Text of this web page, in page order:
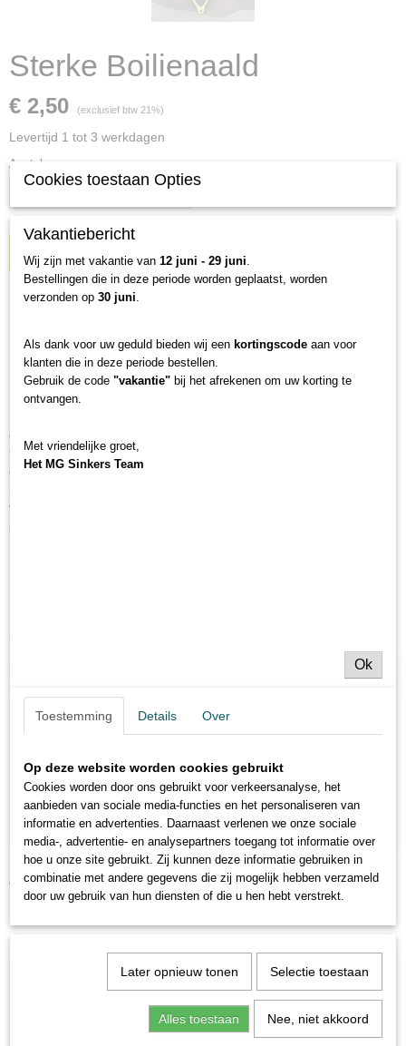
Sterke Boilienaald
€ 2,50 (exclusief btw 21%)
Levertijd 1 tot 3 werkdagen
Aantal
IN WINKELWAGEN
Productcode
n-2
Netto gewicht
0,01 Kg
0,01 Kg
Afmetingen (l,b,h)
Omschrijving
Sterke Boilienaald
ontworpen voor karpervissers, maakt nauwkeurige en probleemloze
toepassing van het aas op de hair mogelijk. Met zijn ergonomische vorm
en scherpe afwerking garandeert de naald effectiviteit en gebruiksgemak,
visstrategie met behulp van deze professionele naald voor het aasen van
Main Line Stop |12 pcs "L"
€ 1,50
Cookies toestaan Opties
Vakantiebericht
Wij zijn met vakantie van 12 juni - 29 juni.
Bestellingen die in deze periode worden geplaatst, worden
verzonden op 30 juni.
Als dank voor uw geduld bieden wij een kortingscode aan voor
klanten die in deze periode bestellen.
Gebruik de code "vakantie" bij het afrekenen om uw korting te
ontvangen.
Met vriendelijke groet,
Het MG Sinkers Team
Ok
Toestemming Details Over
Op deze website worden cookies gebruikt
Cookies worden door ons gebruikt voor verkeersanalyse, het
aanbieden van sociale media-functies en het personaliseren van
informatie en advertenties. Daarnaast verlenen we onze sociale
media-, advertentie- en analysepartners toegang tot informatie over
hoe u onze site gebruikt. Zij kunnen deze informatie gebruiken in
combinatie met andere gegevens die zij mogelijk hebben verzameld
door uw gebruik van hun diensten of die u hen hebt verstrekt.
Later opnieuw tonen Selectie toestaan
Alles toestaan Nee, niet akkoord